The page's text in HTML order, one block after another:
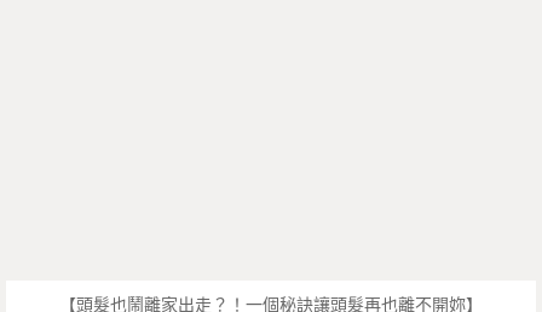
【頭髮也鬧離家出走？！一個秘訣讓頭髮再也離不開妳】